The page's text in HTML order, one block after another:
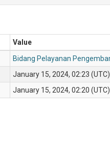
Value
Bidang Pelayanan
January 15, 2024, 02:23 (UTC)
January 15, 2024, 02:20 (UTC)